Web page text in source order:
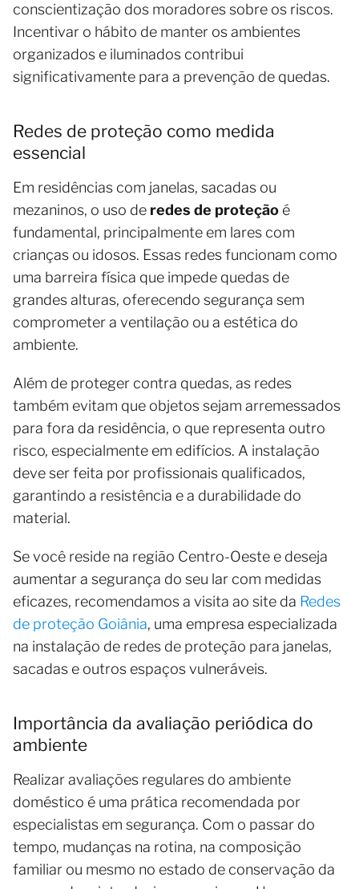
conscientização dos moradores sobre os riscos.
Incentivar o hábito de manter os ambientes
organizados e iluminados contribui
significativamente para a prevenção de quedas.
Redes de proteção como medida
essencial
Em residências com janelas, sacadas ou
mezaninos, o uso de redes de proteção é
fundamental, principalmente em lares com
crianças ou idosos. Essas redes funcionam como
uma barreira física que impede quedas de
grandes alturas, oferecendo segurança sem
comprometer a ventilação ou a estética do
ambiente.
Além de proteger contra quedas, as redes
também evitam que objetos sejam arremessados
para fora da residência, o que representa outro
risco, especialmente em edifícios. A instalação
deve ser feita por profissionais qualificados,
garantindo a resistência e a durabilidade do
material.
Se você reside na região Centro-Oeste e deseja
aumentar a segurança do seu lar com medidas
eficazes, recomendamos a visita ao site da Redes
de proteção Goiânia, uma empresa especializada
na instalação de redes de proteção para janelas,
sacadas e outros espaços vulneráveis.
Importância da avaliação periódica do
ambiente
Realizar avaliações regulares do ambiente
doméstico é uma prática recomendada por
especialistas em segurança. Com o passar do
tempo, mudanças na rotina, na composição
familiar ou mesmo no estado de conservação da